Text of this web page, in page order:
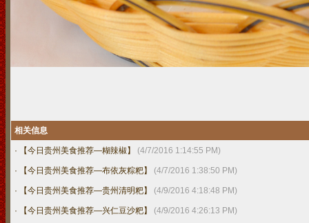
相关信息
· 【今日贵州美食推荐—糊辣椒】 (4/7/2016 1:14:55 PM)
· 【今日贵州美食推荐—布依灰粽粑】 (4/7/2016 1:38:50 PM)
· 【今日贵州美食推荐—贵州清明粑】 (4/9/2016 4:18:48 PM)
· 【今日贵州美食推荐—兴仁豆沙粑】 (4/9/2016 4:26:13 PM)